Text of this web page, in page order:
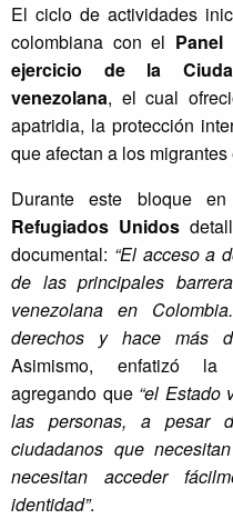
El ciclo de actividades
colombiana con el
ejercicio de la
venezolana, el cual
apatridia, la protección
que afectan a los
Durante este bloque en
Refugiados Unidos
documental: “El acceso a
de las principales
venezolana en
derechos y hace más
Asimismo, enfatizó la
agregando que “el Estado
las personas, a pesar
ciudadanos que
necesitan acceder
identidad”.